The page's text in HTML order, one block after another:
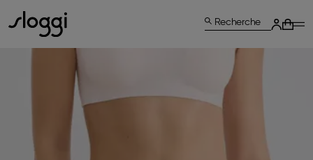
Recherche